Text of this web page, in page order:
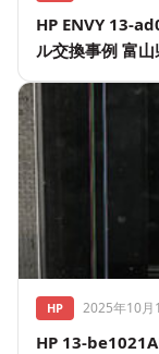
HP ENVY 13-
ル交換事例 富
HP 2025年10月
HP 13-